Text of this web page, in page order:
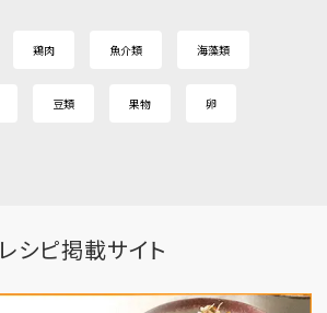
鶏肉 魚介類 海藻類
豆類 果物 卵
レシピ掲載サイト